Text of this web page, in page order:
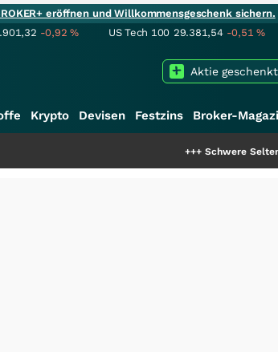
eröffnen und Willkommensgeschenk sichern.
-0,92% US Tech 100 29.381,54 -0,51%
Aktie
Krypto Devisen Festzins Broker-
Schwere Seltene Erden: